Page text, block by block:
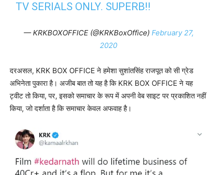
TV SERIALS ONLY. SUPERB!!
— KRKBOXOFFICE (@KRKBoxOffice) February 27,
2020
दरअसल, KRK BOX OFFICE ने हमेशा सुशांतसिंह राजपूत को सी ग्रेड
अभिनेता पुकारा है। अजीब बात तो यह है कि KRK BOX OFFICE ने यह
ट्वीट तो किया, पर, इसको समाचार के रूप में अपनी वेब साइट पर प्रकाशित नहीं
किया, जो दर्शाता है कि समाचार केवल अफवाह है।